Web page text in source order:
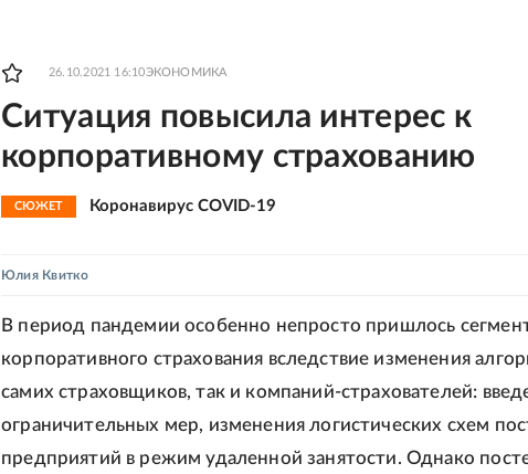
26.10.2021 16:10ЭКОНОМИКА
Ситуация повысила интерес к
корпоративному страхованию
СЮЖЕТ Коронавирус COVID-19
Юлия Квитко
В период пандемии особенно непросто пришлось
корпоративного страхования вследствие изменения
самих страховщиков, так и компаний-страхователей:
ограничительных мер, изменения логистических схем
предприятий в режим удаленной занятости. Однако